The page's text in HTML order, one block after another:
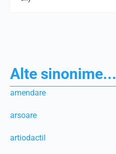
Alte sinonime...
amendare
arsoare
artiodactil